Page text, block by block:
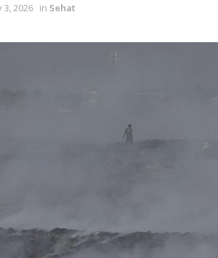
3, 2026 in Sehat